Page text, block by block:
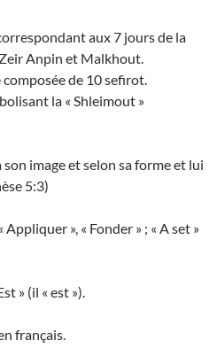
aux 7 jours de la
Anpin et Malkhout.
de 10 sefirot.
la « Shleimout »
image et selon sa forme et lui
5:3)
Appliquer », « Fonder » ; « A set »
» (il « est »).
français.